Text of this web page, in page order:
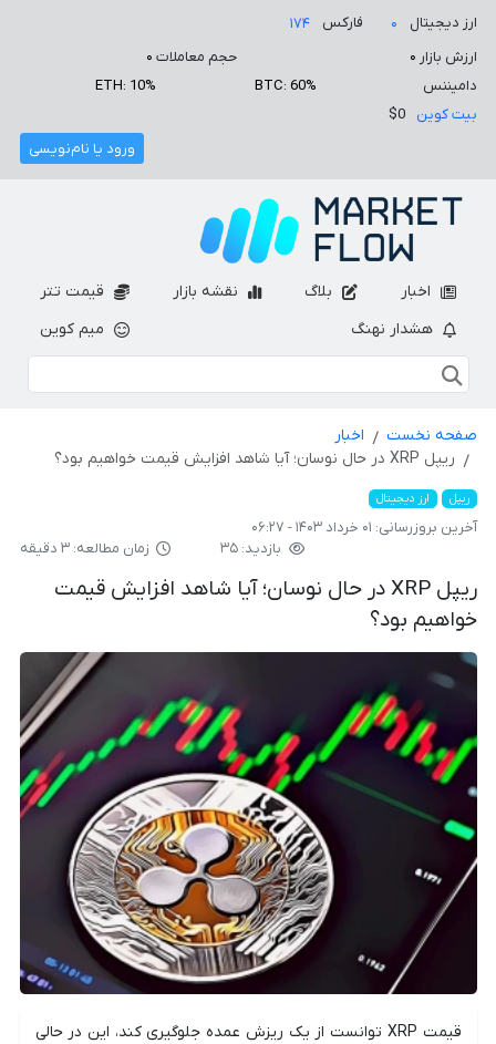
ارز دیجیتال ۰ فارکس
۱۷۴
ارزش بازار ۰ حجم معاملات ۰
دامیننس
BTC: 60%
ETH: 10%
بیت کوین
$0
ورود یا نام‌نویسی
اخبار بلاگ نقشه بازار
قیمت تتر
هشدار نهنگ
میم کوین
صفحه نخست
اخبار
ریپل XRP در حال نوسان؛ آیا شاهد افزایش قیمت خواهیم بود؟
ریپل ارز دیجیتال
آخرین بروزرسانی: ۰۱ خرداد ۱۴۰۳ - ۰۶:۲۷
بازدید: ۳۵
زمان مطالعه: ۳ دقیقه
ریپل XRP در حال نوسان؛ آیا شاهد افزایش قیمت
خواهیم بود؟
قیمت XRP توانست از یک ریزش عمده جلوگیری کند، این در حالی